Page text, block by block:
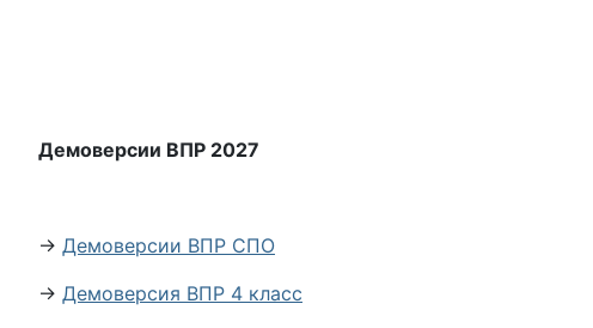
Демоверсии ВПР 2027
→ Демоверсии ВПР СПО
→ Демоверсия ВПР 4 класс